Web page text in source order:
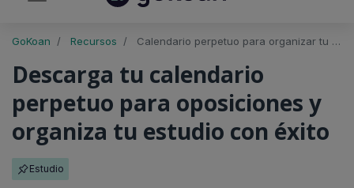
GoKoan Recursos Calendario perpetuo para organizar tu estudio de oposiciones
Descarga tu calendario
perpetuo para oposiciones y
organiza tu estudio con éxito
Estudio